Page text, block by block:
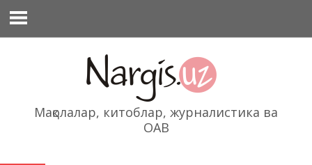
содержимому
Мақолалар, китоблар, журналистика ва
ОАВ